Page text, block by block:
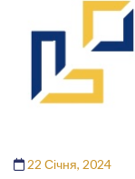
22 Січня, 2024